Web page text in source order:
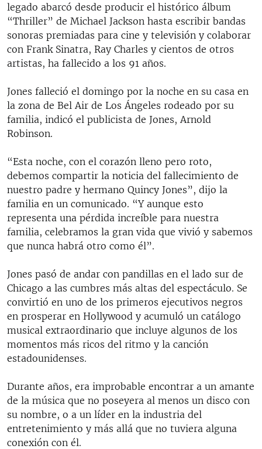
legado abarcó desde producir el histórico álbum
“Thriller” de Michael Jackson hasta escribir bandas
sonoras premiadas para cine y televisión y colaborar
con Frank Sinatra, Ray Charles y cientos de otros
artistas, ha fallecido a los 91 años.
Jones falleció el domingo por la noche en su casa en
la zona de Bel Air de Los Ángeles rodeado por su
familia, indicó el publicista de Jones, Arnold
Robinson.
“Esta noche, con el corazón lleno pero roto,
debemos compartir la noticia del fallecimiento de
nuestro padre y hermano Quincy Jones”, dijo la
familia en un comunicado. “Y aunque esto
representa una pérdida increíble para nuestra
familia, celebramos la gran vida que vivió y sabemos
que nunca habrá otro como él”.
Jones pasó de andar con pandillas en el lado sur de
Chicago a las cumbres más altas del espectáculo. Se
convirtió en uno de los primeros ejecutivos negros
en prosperar en Hollywood y acumuló un catálogo
musical extraordinario que incluye algunos de los
momentos más ricos del ritmo y la canción
estadounidenses.
Durante años, era improbable encontrar a un amante
de la música que no poseyera al menos un disco con
su nombre, o a un líder en la industria del
entretenimiento y más allá que no tuviera alguna
conexión con él.